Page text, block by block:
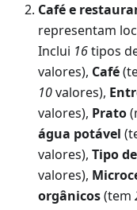
Café e
representam
Inclui 16tipos
valores), Café
10valores),
valores), Prato
água potável
valores), Tipo
valores),
orgânicos(tem